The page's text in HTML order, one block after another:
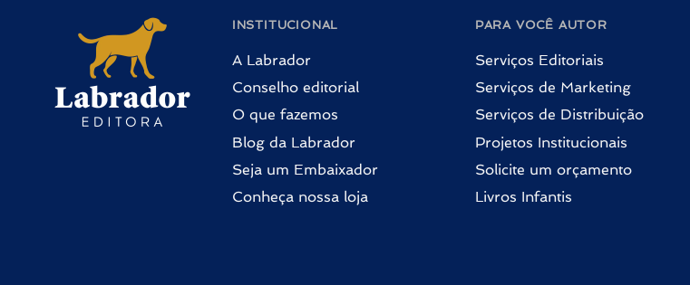
INSTITUCIONAL
A Labrador
Conselho editorial
O que fazemos
Blog da Labrador
Seja um Embaixador
Conheça nossa loja
PARA VOCÊ AUTOR
Serviços Editoriais
Serviços de Marketing
Serviços de Distribuição
Projetos Institucionais
Solicite um orçamento
Livros Infantis